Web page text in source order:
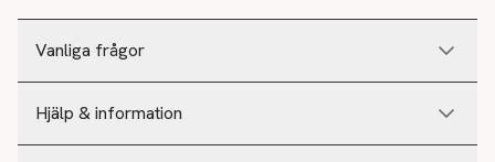
Vanliga frågor
Hjälp & information